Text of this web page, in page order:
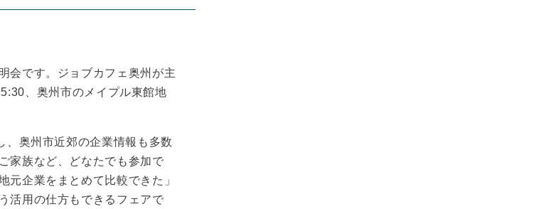
会です。ジョブカフェ奥州が主
、奥州市のメイプル東館地
、奥州市近郊の企業情報も多数
家族など、どなたでも参加で
元企業をまとめて比較できた」
活用の仕方もできるフェアで